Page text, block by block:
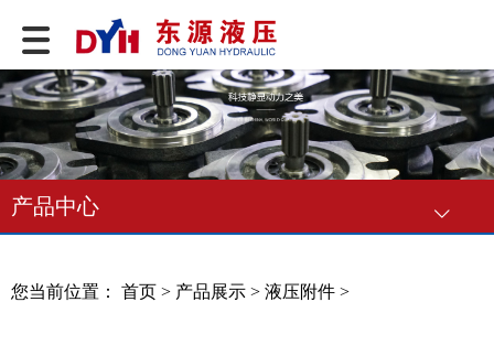
产品中心
您当前位置： 首页 > 产品展示 > 液压附件 >